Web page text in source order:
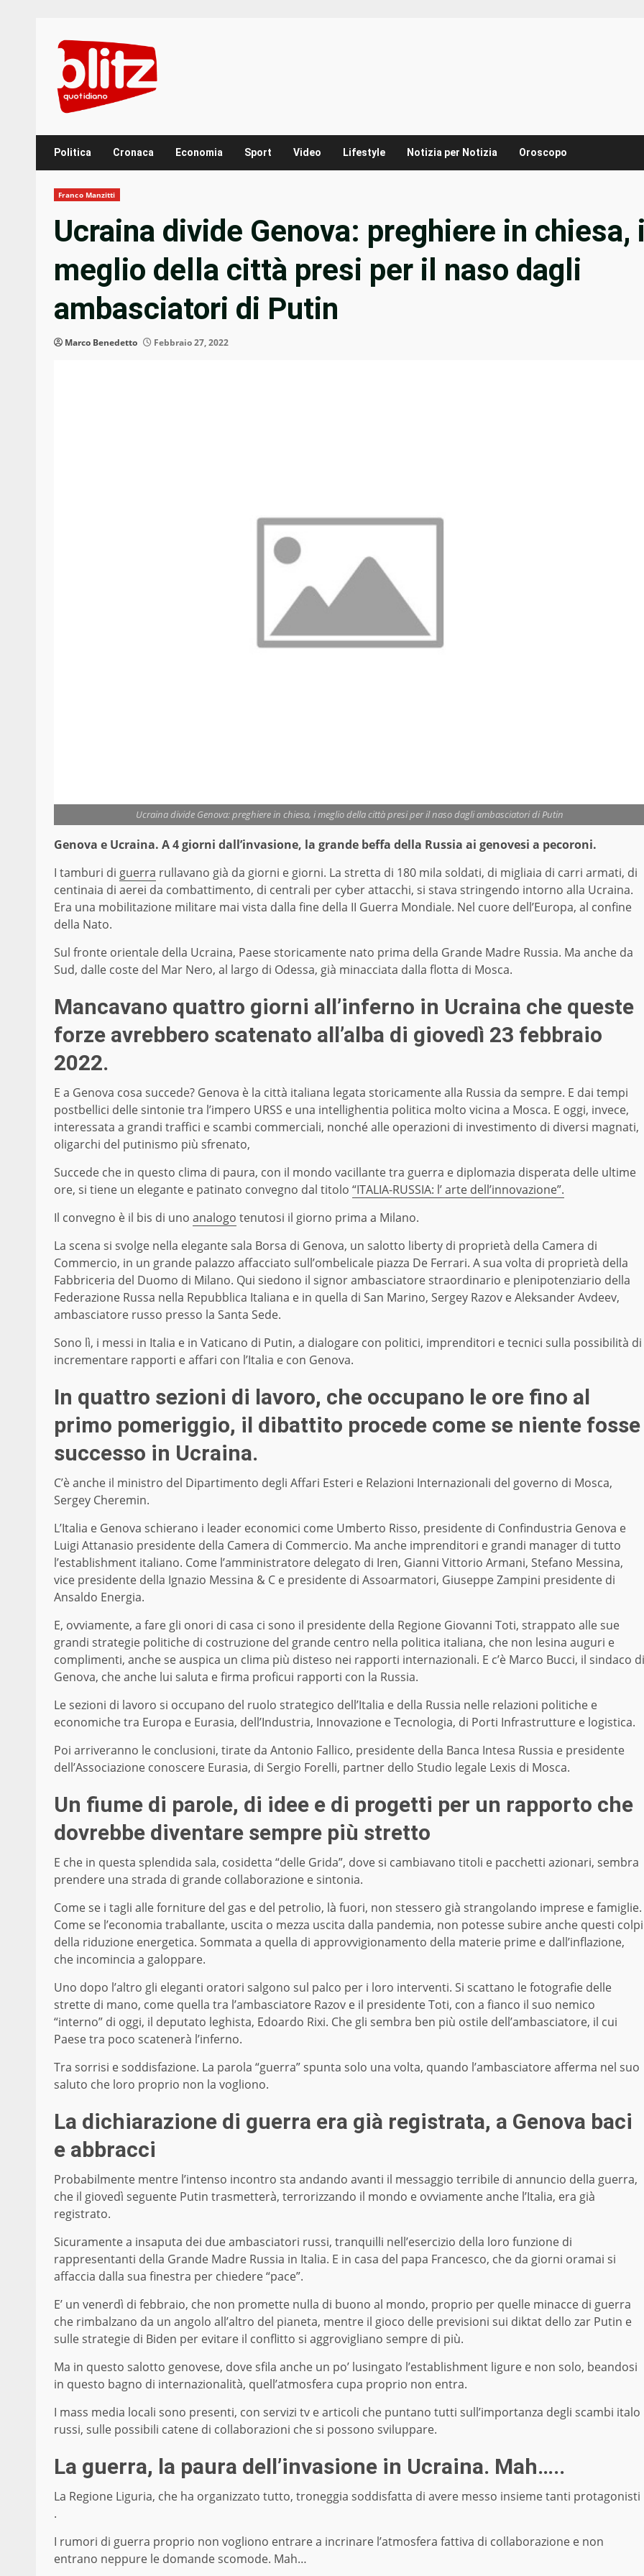
content
Politica Cronaca Economia Sport Video Lifestyle Notizia per Notizia Oroscopo
Franco Manzitti
Ucraina divide Genova: preghiere in chiesa,
meglio della città presi per il naso dagli
ambasciatori di Putin
Marco Benedetto Febbraio 27, 2022
Ucraina divide Genova: preghiere in chiesa, i meglio della città presi per il naso dagli ambasciatori di Putin
Genova e Ucraina. A 4 giorni dall’invasione, la grande beffa della Russia ai genovesi a pecoroni.
I tamburi di guerra rullavano già da giorni e giorni. La stretta di 180 mila soldati, di migliaia di carri armati, di
centinaia di aerei da combattimento, di centrali per cyber attacchi, si stava stringendo intorno alla Ucraina.
Era una mobilitazione militare mai vista dalla fine della II Guerra Mondiale. Nel cuore dell’Europa, al confine
della Nato.
Sul fronte orientale della Ucraina, Paese storicamente nato prima della Grande Madre Russia. Ma anche da
Sud, dalle coste del Mar Nero, al largo di Odessa, già minacciata dalla flotta di Mosca.
Mancavano quattro giorni all’inferno in Ucraina che queste
forze avrebbero scatenato all’alba di giovedì 23 febbraio
2022.
E a Genova cosa succede? Genova è la città italiana legata storicamente alla Russia da sempre. E dai tempi
postbellici delle sintonie tra l’impero URSS e una intellighentia politica molto vicina a Mosca. E oggi, invece,
interessata a grandi traffici e scambi commerciali, nonché alle operazioni di investimento di diversi magnati,
oligarchi del putinismo più sfrenato,
Succede che in questo clima di paura, con il mondo vacillante tra guerra e diplomazia disperata delle ultime
ore, si tiene un elegante e patinato convegno dal titolo “ITALIA-RUSSIA: l’ arte dell’innovazione”.
Il convegno è il bis di uno analogo tenutosi il giorno prima a Milano.
La scena si svolge nella elegante sala Borsa di Genova, un salotto liberty di proprietà della Camera di
Commercio, in un grande palazzo affacciato sull’ombelicale piazza De Ferrari. A sua volta di proprietà della
Fabbriceria del Duomo di Milano. Qui siedono il signor ambasciatore straordinario e plenipotenziario della
Federazione Russa nella Repubblica Italiana e in quella di San Marino, Sergey Razov e Aleksander Avdeev,
ambasciatore russo presso la Santa Sede.
Sono lì, i messi in Italia e in Vaticano di Putin, a dialogare con politici, imprenditori e tecnici sulla possibilità di
incrementare rapporti e affari con l’Italia e con Genova.
In quattro sezioni di lavoro, che occupano le ore fino al
primo pomeriggio, il dibattito procede come se niente fosse
successo in Ucraina.
C’è anche il ministro del Dipartimento degli Affari Esteri e Relazioni Internazionali del governo di Mosca,
Sergey Cheremin.
L’Italia e Genova schierano i leader economici come Umberto Risso, presidente di Confindustria Genova e
Luigi Attanasio presidente della Camera di Commercio. Ma anche imprenditori e grandi manager di tutto
l’establishment italiano. Come l’amministratore delegato di Iren, Gianni Vittorio Armani, Stefano Messina,
vice presidente della Ignazio Messina & C e presidente di Assoarmatori, Giuseppe Zampini presidente di
Ansaldo Energia.
E, ovviamente, a fare gli onori di casa ci sono il presidente della Regione Giovanni Toti, strappato alle sue
grandi strategie politiche di costruzione del grande centro nella politica italiana, che non lesina auguri e
complimenti, anche se auspica un clima più disteso nei rapporti internazionali. E c’è Marco Bucci, il sindaco di
Genova, che anche lui saluta e firma proficui rapporti con la Russia.
Le sezioni di lavoro si occupano del ruolo strategico dell’Italia e della Russia nelle relazioni politiche e
economiche tra Europa e Eurasia, dell’Industria, Innovazione e Tecnologia, di Porti Infrastrutture e logistica.
Poi arriveranno le conclusioni, tirate da Antonio Fallico, presidente della Banca Intesa Russia e presidente
dell’Associazione conoscere Eurasia, di Sergio Forelli, partner dello Studio legale Lexis di Mosca.
Un fiume di parole, di idee e di progetti per un rapporto che
dovrebbe diventare sempre più stretto
E che in questa splendida sala, cosidetta “delle Grida”, dove si cambiavano titoli e pacchetti azionari, sembra
prendere una strada di grande collaborazione e sintonia.
Come se i tagli alle forniture del gas e del petrolio, là fuori, non stessero già strangolando imprese e famiglie.
Come se l’economia traballante, uscita o mezza uscita dalla pandemia, non potesse subire anche questi colpi
della riduzione energetica. Sommata a quella di approvvigionamento della materie prime e dall’inflazione,
che incomincia a galoppare.
Uno dopo l’altro gli eleganti oratori salgono sul palco per i loro interventi. Si scattano le fotografie delle
strette di mano, come quella tra l’ambasciatore Razov e il presidente Toti, con a fianco il suo nemico
“interno” di oggi, il deputato leghista, Edoardo Rixi. Che gli sembra ben più ostile dell’ambasciatore, il cui
Paese tra poco scatenerà l’inferno.
Tra sorrisi e soddisfazione. La parola “guerra” spunta solo una volta, quando l’ambasciatore afferma nel suo
saluto che loro proprio non la vogliono.
La dichiarazione di guerra era già registrata, a Genova baci
e abbracci
Probabilmente mentre l’intenso incontro sta andando avanti il messaggio terribile di annuncio della guerra,
che il giovedì seguente Putin trasmetterà, terrorizzando il mondo e ovviamente anche l’Italia, era già
registrato.
Sicuramente a insaputa dei due ambasciatori russi, tranquilli nell’esercizio della loro funzione di
rappresentanti della Grande Madre Russia in Italia. E in casa del papa Francesco, che da giorni oramai si
affaccia dalla sua finestra per chiedere “pace”.
E’ un venerdì di febbraio, che non promette nulla di buono al mondo, proprio per quelle minacce di guerra
che rimbalzano da un angolo all’altro del pianeta, mentre il gioco delle previsioni sui diktat dello zar Putin e
sulle strategie di Biden per evitare il conflitto si aggrovigliano sempre di più.
Ma in questo salotto genovese, dove sfila anche un po’ lusingato l’establishment ligure e non solo, beandosi
in questo bagno di internazionalità, quell’atmosfera cupa proprio non entra.
I mass media locali sono presenti, con servizi tv e articoli che puntano tutti sull’importanza degli scambi italo
russi, sulle possibili catene di collaborazioni che si possono sviluppare.
La guerra, la paura dell’invasione in Ucraina. Mah…..
La Regione Liguria, che ha organizzato tutto, troneggia soddisfatta di avere messo insieme tanti protagonisti
.
I rumori di guerra proprio non vogliono entrare a incrinare l’atmosfera fattiva di collaborazione e non
entrano neppure le domande scomode. Mah…